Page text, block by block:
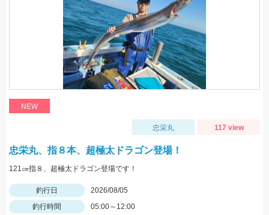
NEW
忠栄丸 117 view
忠栄丸、指８本、超極太ドラゴン登場！
121㎝指８、超極太ドラゴン登場です！
釣行日
2026/08/05
釣行時間
05:00～12:00